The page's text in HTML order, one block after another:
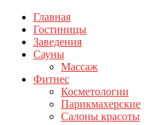
Главная
Гостиницы
Заведения
Сауны
Массаж
Фитнес
Косметологии
Парикмахерские
Салоны красоты